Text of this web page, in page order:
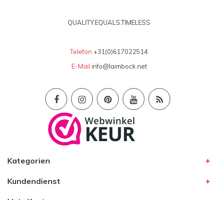
QUALITY.EQUALS.TIMELESS
Telefon +31(0)617022514
E-Mail info@laimbock.net
Kategorien
Kundendienst